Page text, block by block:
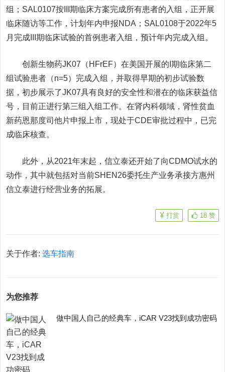
组 ； SAL0107按III期临床方案完成所有患者的入组，正开展
临床随访等工作，计划年内申报NDA ； SAL0108于2022年5
月完成III期临床试验的首例患者入组，预计年内完成入组。
创新生物药JK07（HFrEF）在美国开展的I期临床第二
组试验患者（n=5）完成入组，并取得早期的初步试验数
据，初步展示了JK07具有良好的安全性和潜在的临床获益信
号，目前正进行第三组入组工作。在肾内科领域 ，肾性贫血
新药恩那度司他片申报上市，现处于CDE审批过程中，已完
成临床核查。
此外 ， 从2021年末起，信立泰还开始了向CDMO试水的
动作，其中就包括对当前SHEN26委托生产业务承接方惠州
信立泰进行经营业务的拓展。
18 赞
打赏
关于作者:选车指南
为您推荐
做中国人自己的经典车，iCAR V23找到成功密码